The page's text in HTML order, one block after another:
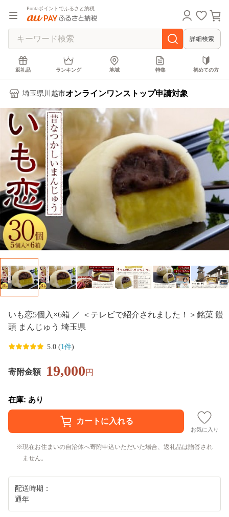
Pontaポイントでふるさと納税
詳細検索
返礼品 ランキング 地域 特集 初めての方
埼玉県川越市オンラインワンストップ申請対象
いも恋5個入×6箱 ／ ＜テレビで紹介されました！＞銘菓 饅
頭 まんじゅう 埼玉県
5.0 (1件)
寄附金額 19,000円
在庫: あり
お気に入り
現在お住まいの自治体へ寄附申込いただいた場合、返礼品は贈答され
ません。
配送時期：
通年